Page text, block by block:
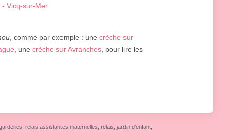
- Vicq-sur-Mer
, comme par exemple : une crèche sur
, une crèche sur Avranches , pour lire les
relais assistantes maternelles, relais, jardin d'enfant,